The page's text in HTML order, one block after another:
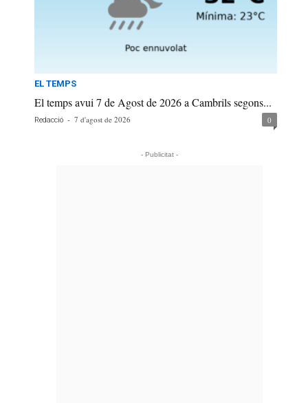
EL TEMPS
El temps avui 7 de Agost de 2026 a Cambrils segons...
Redacció - 7 d'agost de 2026 0
- Publicitat -